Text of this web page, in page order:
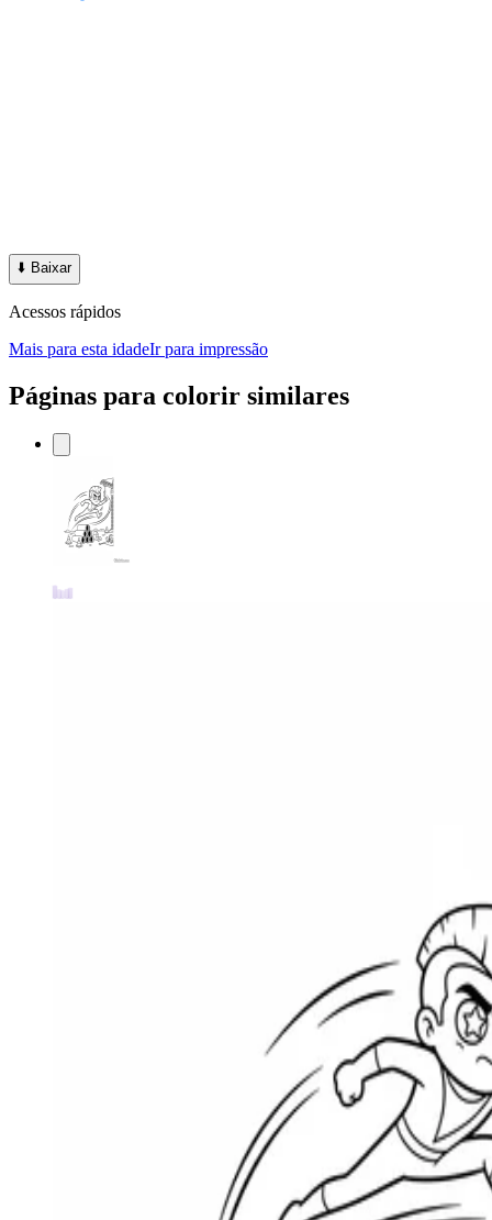
⬇️ Baixar
Acessos rápidos
Mais para esta idadeIr para impressão
Páginas para colorir similares